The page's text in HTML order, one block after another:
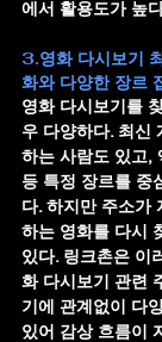
에서 활용도가 높
3.영화 다시보기
화와 다양한 장르
영화 다시보기를
우 다양하다. 최신
하는 사람도 있고,
등 특정 장르를 중
다. 하지만 주소가
하는 영화를 다시
있다. 링크촌은 이
화 다시보기 관련
기에 관계없이 다
있어 감상 흐름이